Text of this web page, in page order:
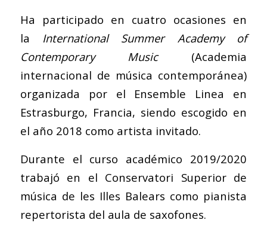
Ha participado en cuatro ocasiones en
la International Summer Academy of
Contemporary Music (Academia
internacional de música contemporánea)
organizada por el Ensemble Linea en
Estrasburgo, Francia, siendo escogido en
el año 2018 como artista invitado.
Durante el curso académico 2019/2020
trabajó en el Conservatori Superior de
música de les Illes Balears como pianista
repertorista del aula de saxofones.